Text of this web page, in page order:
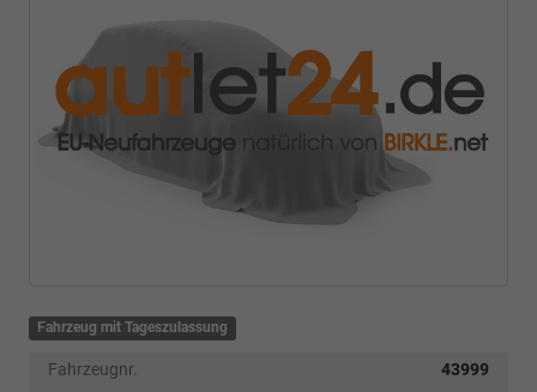
Fahrzeug mit Tageszulassung
Fahrzeugnr.
43999